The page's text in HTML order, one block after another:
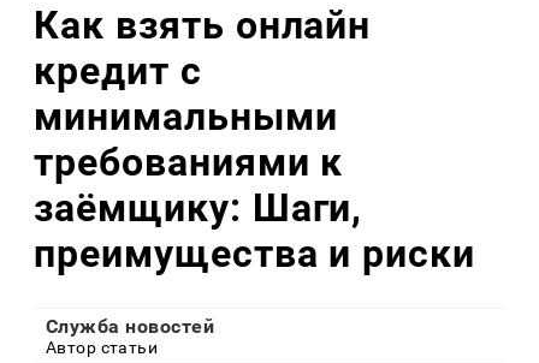
Как взять онлайн
кредит с
минимальными
требованиями к
заёмщику: Шаги,
преимущества и риски
Служба новостей
Автор статьи